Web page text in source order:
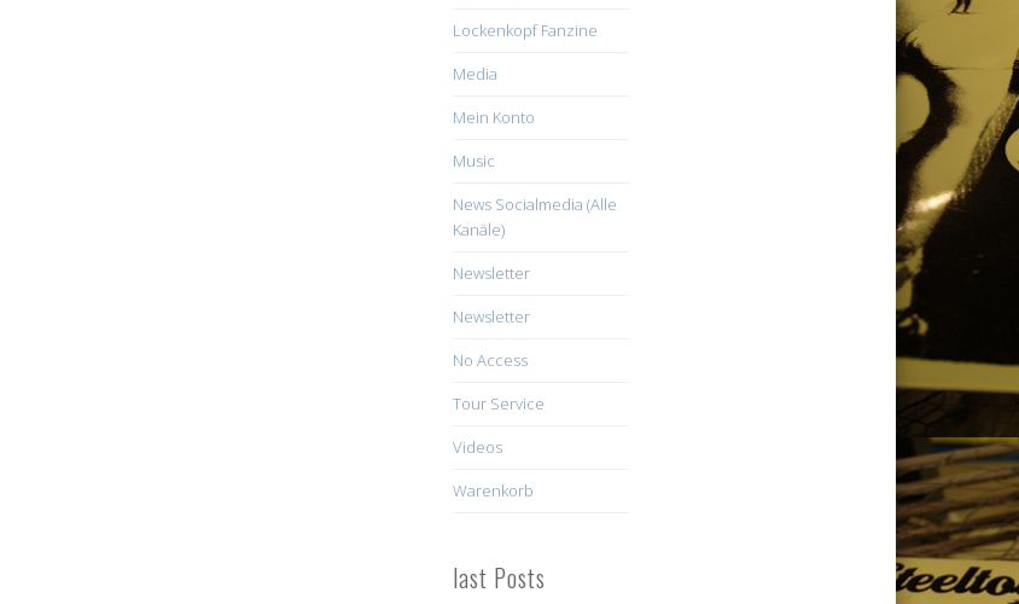
Lockenkopf Fanzine
Media
Mein Konto
Music
News Socialmedia (Alle
Kanäle)
Newsletter
Newsletter
No Access
Tour Service
Videos
Warenkorb
last Posts